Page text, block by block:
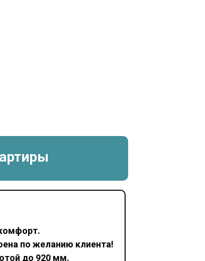
по желанию клиента!
до 920 мм.